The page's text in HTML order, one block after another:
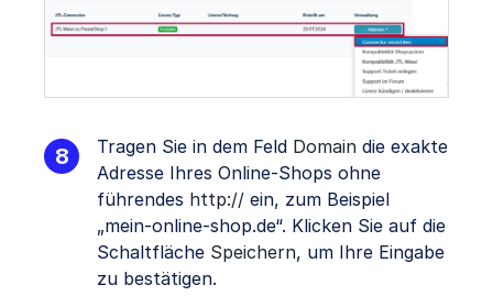
Tragen Sie in dem Feld Domain die exakte
Adresse Ihres Online-Shops ohne
führendes http:// ein, zum Beispiel
„mein-online-shop.de“. Klicken Sie auf die
Schaltfläche Speichern, um Ihre Eingabe
zu bestätigen.